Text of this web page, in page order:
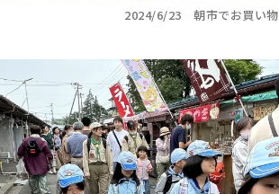
2024/6/23 朝市でお買い物